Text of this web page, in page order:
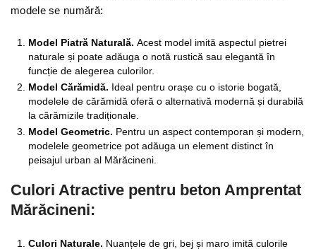
modele se numără:
Model Piatră Naturală. Acest model imită aspectul pietrei
naturale și poate adăuga o notă rustică sau elegantă în
funcție de alegerea culorilor.
Model Cărămidă. Ideal pentru orașe cu o istorie bogată,
modelele de cărămidă oferă o alternativă modernă și durabilă
la cărămizile tradiționale.
Model Geometric. Pentru un aspect contemporan și modern,
modelele geometrice pot adăuga un element distinct în
peisajul urban al Mărăcineni.
Culori Atractive pentru beton Amprentat
Mărăcineni:
Culori Naturale. Nuanțele de gri, bej și maro imită culorile